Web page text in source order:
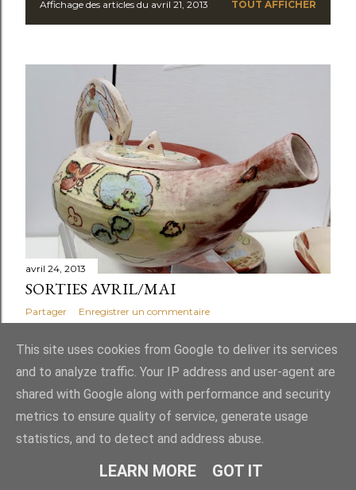
A
s
Affichage des articles du avril 21, 2013 TOUT AFFICHER
avril 24, 2013
SORTIES AVRIL/MAI
Partager Enregistrer un commentaire
Fourni par Blogger
catherine Fernandez 06 79 71 41 67
This site uses cookies from Google to deliver its services
and to analyze traffic. Your IP address and user-agent are
shared with Google along with performance and security
metrics to ensure quality of service, generate usage
statistics, and to detect and address abuse.
LEARN MORE GOT IT